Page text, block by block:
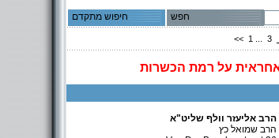
חפש
חיפוש מתקדם
<< 1 3
על רמת הכשרות
הרב אליעזר וולף שליט"א
הרב שמואל כץ